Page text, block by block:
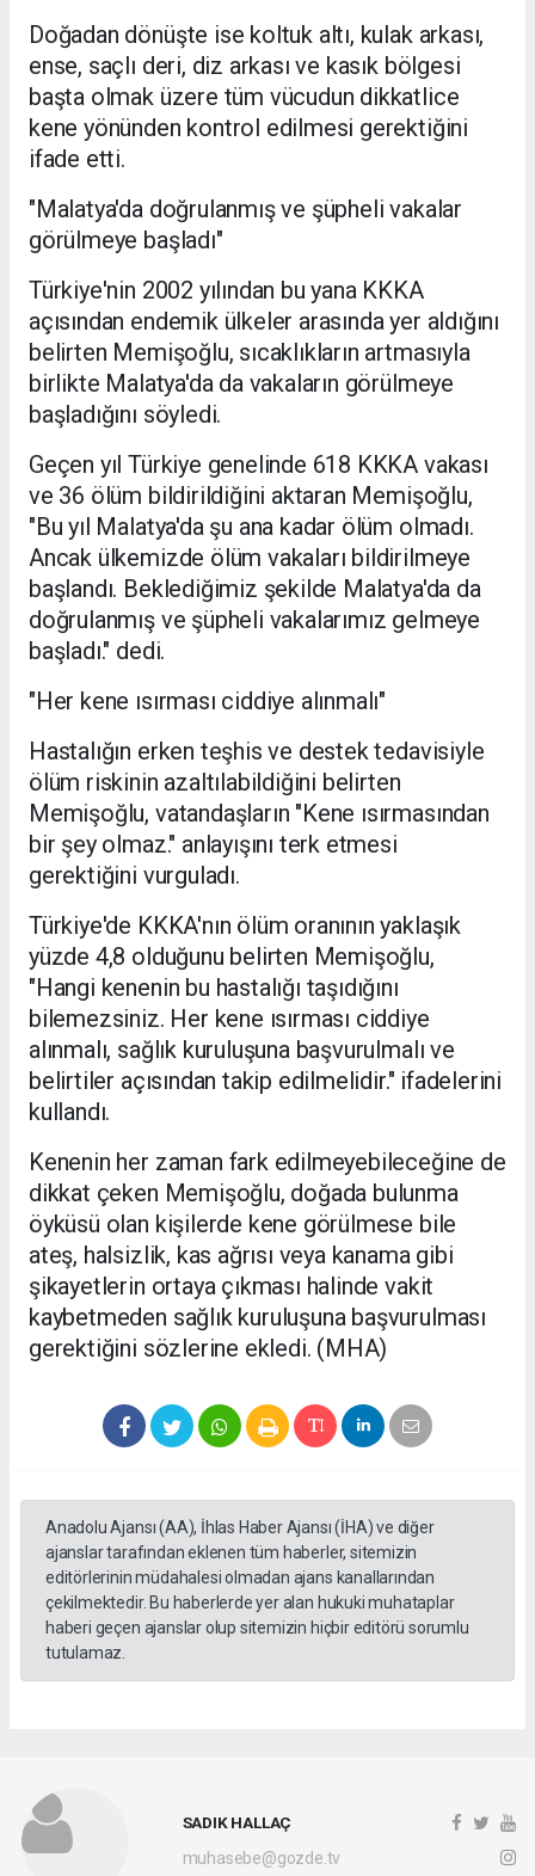
Doğadan dönüşte ise koltuk altı, kulak arkası,
ense, saçlı deri, diz arkası ve kasık bölgesi
başta olmak üzere tüm vücudun dikkatlice
kene yönünden kontrol edilmesi gerektiğini
ifade etti.
"Malatya'da doğrulanmış ve şüpheli vakalar
görülmeye başladı"
Türkiye'nin 2002 yılından bu yana KKKA
açısından endemik ülkeler arasında yer aldığını
belirten Memişoğlu, sıcaklıkların artmasıyla
birlikte Malatya'da da vakaların görülmeye
başladığını söyledi.
Geçen yıl Türkiye genelinde 618 KKKA vakası
ve 36 ölüm bildirildiğini aktaran Memişoğlu,
"Bu yıl Malatya'da şu ana kadar ölüm olmadı.
Ancak ülkemizde ölüm vakaları bildirilmeye
başlandı. Beklediğimiz şekilde Malatya'da da
doğrulanmış ve şüpheli vakalarımız gelmeye
başladı." dedi.
"Her kene ısırması ciddiye alınmalı"
Hastalığın erken teşhis ve destek tedavisiyle
ölüm riskinin azaltılabildiğini belirten
Memişoğlu, vatandaşların "Kene ısırmasından
bir şey olmaz." anlayışını terk etmesi
gerektiğini vurguladı.
Türkiye'de KKKA'nın ölüm oranının yaklaşık
yüzde 4,8 olduğunu belirten Memişoğlu,
"Hangi kenenin bu hastalığı taşıdığını
bilemezsiniz. Her kene ısırması ciddiye
alınmalı, sağlık kuruluşuna başvurulmalı ve
belirtiler açısından takip edilmelidir." ifadelerini
kullandı.
Kenenin her zaman fark edilmeyebileceğine de
dikkat çeken Memişoğlu, doğada bulunma
öyküsü olan kişilerde kene görülmese bile
ateş, halsizlik, kas ağrısı veya kanama gibi
şikayetlerin ortaya çıkması halinde vakit
kaybetmeden sağlık kuruluşuna başvurulması
gerektiğini sözlerine ekledi. (MHA)
Anadolu Ajansı (AA), İhlas Haber Ajansı (İHA) ve diğer
ajanslar tarafından eklenen tüm haberler, sitemizin
editörlerinin müdahalesi olmadan ajans kanallarından
çekilmektedir. Bu haberlerde yer alan hukuki muhataplar
haberi geçen ajanslar olup sitemizin hiçbir editörü sorumlu
tutulamaz.
SADIK HALLAÇ
muhasebe@gozde.tv